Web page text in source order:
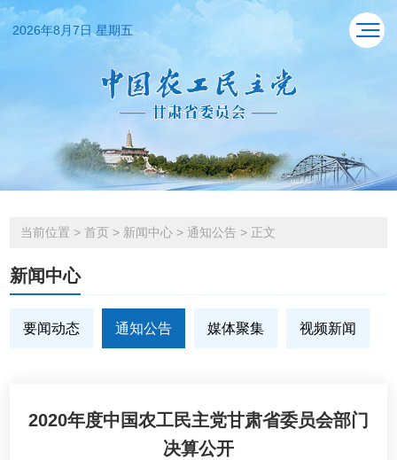
2026年8月7日 星期五
当前位置 > 首页 > 新闻中心 > 通知公告 > 正文
新闻中心
要闻动态 通知公告 媒体聚集 视频新闻
2020年度中国农工民主党甘肃省委员会部门
决算公开